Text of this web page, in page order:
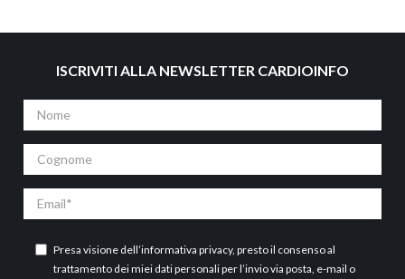
ISCRIVITI ALLA NEWSLETTER CARDIOINFO
Nome
Cognome
Email
Presa visione dell’informativa privacy, presto il consenso al
trattamento dei miei dati personali per l’invio via posta, e-mail o